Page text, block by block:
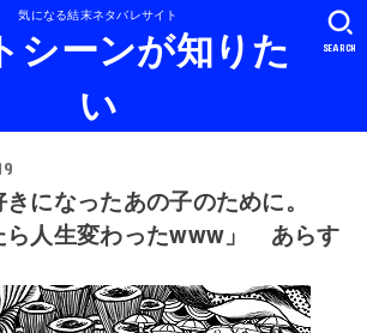
気になる結末ネタバレサイト
シーンが知りた
い
SEARCH
になったあの子のために。
ら人生変わったwww」 あらす